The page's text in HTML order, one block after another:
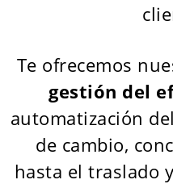
Te ofrecemos
gestión del
automatización
de cambio,
hasta el traslado